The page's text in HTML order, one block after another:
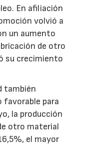
En afiliación
volvió a
un aumento
de otro
su crecimiento
también
para
la producción
otro material
el mayor